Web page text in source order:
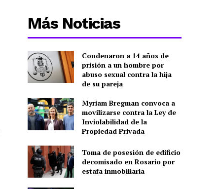
Más Noticias
Condenaron a 14 años de
prisión a un hombre por
abuso sexual contra la hija
de su pareja
Myriam Bregman convoca a
movilizarse contra la Ley de
Inviolabilidad de la
Propiedad Privada
Toma de posesión de edificio
decomisado en Rosario por
estafa inmobiliaria